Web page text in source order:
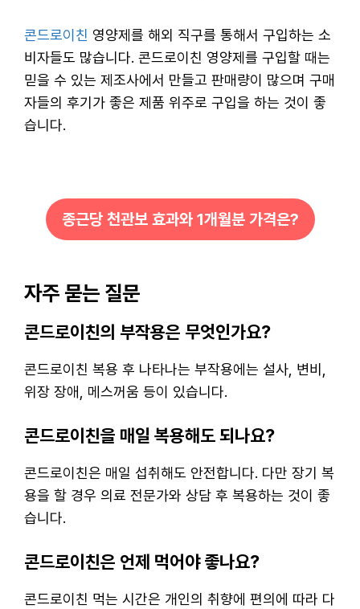
콘드로이친 영양제를 해외 직구를 통해서 구입하는 소
비자들도 많습니다. 콘드로이친 영양제를 구입할 때는
믿을 수 있는 제조사에서 만들고 판매량이 많으며 구매
자들의 후기가 좋은 제품 위주로 구입을 하는 것이 좋
습니다.
종근당 천관보 효과와 1개월분 가격은?
자주 묻는 질문
콘드로이친의 부작용은 무엇인가요?
콘드로이친 복용 후 나타나는 부작용에는 설사, 변비,
위장 장애, 메스꺼움 등이 있습니다.
콘드로이친을 매일 복용해도 되나요?
콘드로이친은 매일 섭취해도 안전합니다. 다만 장기 복
용을 할 경우 의료 전문가와 상담 후 복용하는 것이 좋
습니다.
콘드로이친은 언제 먹어야 좋나요?
콘드로이친 먹는 시간은 개인의 취향에 편의에 따라 다